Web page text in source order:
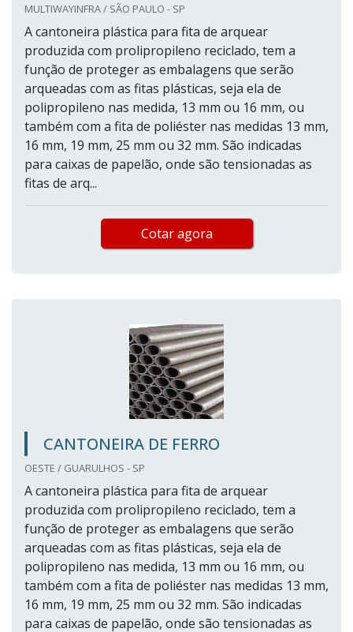
MULTIWAYINFRA / SÃO PAULO - SP
A cantoneira plástica para fita de arquear
produzida com prolipropileno reciclado, tem a
função de proteger as embalagens que serão
arqueadas com as fitas plásticas, seja ela de
polipropileno nas medida, 13 mm ou 16 mm, ou
também com a fita de poliéster nas medidas 13 mm,
16 mm, 19 mm, 25 mm ou 32 mm. São indicadas
para caixas de papelão, onde são tensionadas as
fitas de arq...
Cotar agora
CANTONEIRA DE FERRO
OESTE / GUARULHOS - SP
A cantoneira plástica para fita de arquear
produzida com prolipropileno reciclado, tem a
função de proteger as embalagens que serão
arqueadas com as fitas plásticas, seja ela de
polipropileno nas medida, 13 mm ou 16 mm, ou
também com a fita de poliéster nas medidas 13 mm,
16 mm, 19 mm, 25 mm ou 32 mm. São indicadas
para caixas de papelão, onde são tensionadas as